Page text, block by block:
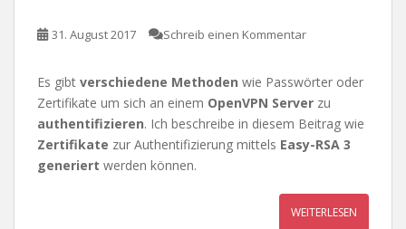
31. August 2017 Schreib einen Kommentar
Es gibt verschiedene Methoden wie Passwörter oder
Zertifikate um sich an einem OpenVPN Server zu
authentifizieren. Ich beschreibe in diesem Beitrag wie
Zertifikate zur Authentifizierung mittels Easy-RSA 3
generiert werden können.
WEITERLESEN